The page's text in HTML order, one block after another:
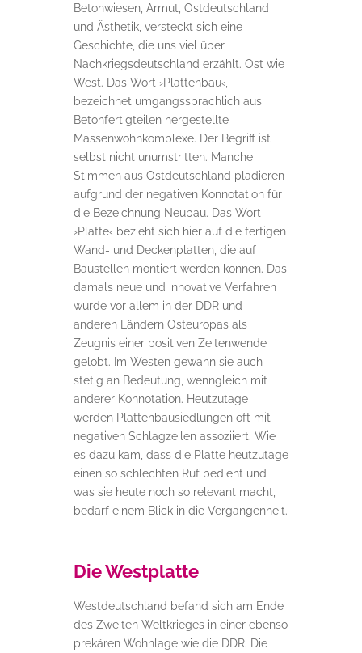
Betonwiesen, Armut, Ostdeutschland
und Ästhetik, versteckt sich eine
Geschichte, die uns viel über
Nachkriegsdeutschland erzählt. Ost wie
West. Das Wort ›Plattenbau‹,
bezeichnet umgangssprachlich aus
Betonfertigteilen hergestellte
Massenwohnkomplexe. Der Begriff ist
selbst nicht unumstritten. Manche
Stimmen aus Ostdeutschland plädieren
aufgrund der negativen Konnotation für
die Bezeichnung Neubau. Das Wort
›Platte‹ bezieht sich hier auf die fertigen
Wand- und Deckenplatten, die auf
Baustellen montiert werden können. Das
damals neue und innovative Verfahren
wurde vor allem in der DDR und
anderen Ländern Osteuropas als
Zeugnis einer positiven Zeitenwende
gelobt. Im Westen gewann sie auch
stetig an Bedeutung, wenngleich mit
anderer Konnotation. Heutzutage
werden Plattenbausiedlungen oft mit
negativen Schlagzeilen assoziiert. Wie
es dazu kam, dass die Platte heutzutage
einen so schlechten Ruf bedient und
was sie heute noch so relevant macht,
bedarf einem Blick in die Vergangenheit.
Die Westplatte
Westdeutschland befand sich am Ende
des Zweiten Weltkrieges in einer ebenso
prekären Wohnlage wie die DDR. Die